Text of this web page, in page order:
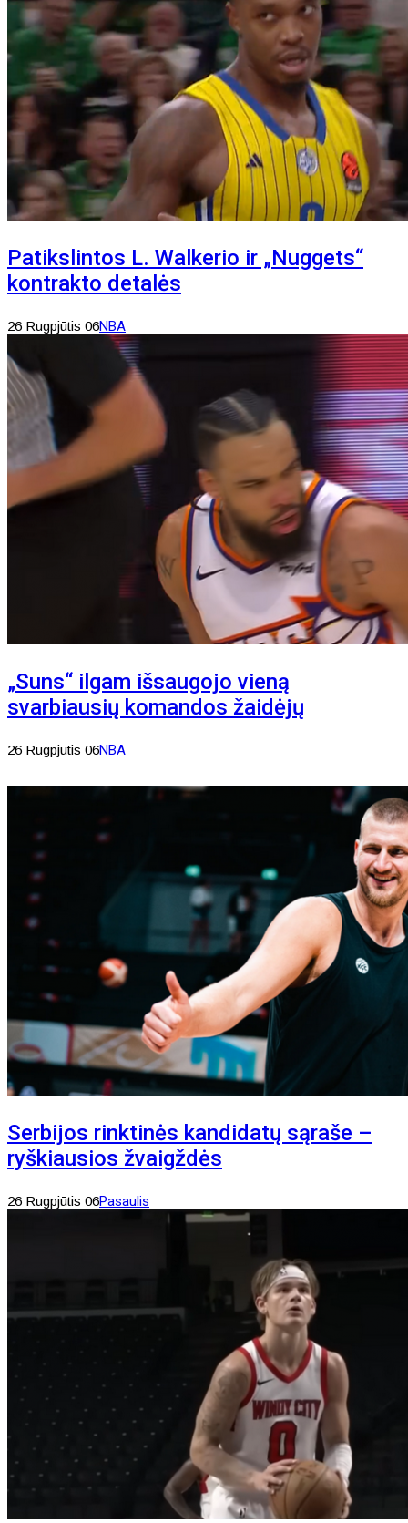
Patikslintos L. Walkerio ir „Nuggets“
kontrakto detalės
26 Rugpjūtis 06NBA
„Suns“ ilgam išsaugojo vieną
svarbiausių komandos žaidėjų
26 Rugpjūtis 06NBA
Serbijos rinktinės kandidatų sąraše –
ryškiausios žvaigždės
26 Rugpjūtis 06Pasaulis